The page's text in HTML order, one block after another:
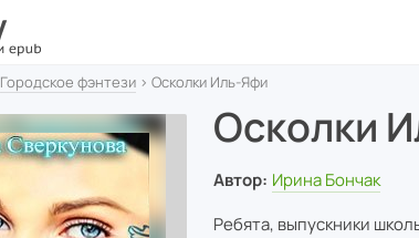
Городское фэнтези › Осколки Иль-Яфи
Осколки
Автор: Ирина Бончак
Ребята, выпускники